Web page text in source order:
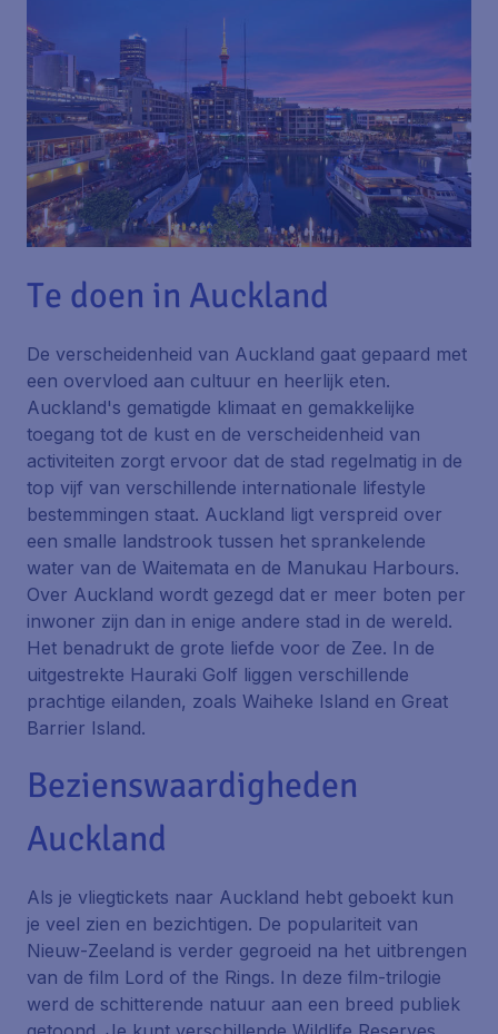
Te doen in Auckland
De verscheidenheid van Auckland gaat gepaard met
een overvloed aan cultuur en heerlijk eten.
Auckland's gematigde klimaat en gemakkelijke
toegang tot de kust en de verscheidenheid van
activiteiten zorgt ervoor dat de stad regelmatig in de
top vijf van verschillende internationale lifestyle
bestemmingen staat. Auckland ligt verspreid over
een smalle landstrook tussen het sprankelende
water van de Waitemata en de Manukau Harbours.
Over Auckland wordt gezegd dat er meer boten per
inwoner zijn dan in enige andere stad in de wereld.
Het benadrukt de grote liefde voor de Zee. In de
uitgestrekte Hauraki Golf liggen verschillende
prachtige eilanden, zoals Waiheke Island en Great
Barrier Island.
Bezienswaardigheden
Auckland
Als je vliegtickets naar Auckland hebt geboekt kun
je veel zien en bezichtigen. De populariteit van
Nieuw-Zeeland is verder gegroeid na het uitbrengen
van de film Lord of the Rings. In deze film-trilogie
werd de schitterende natuur aan een breed publiek